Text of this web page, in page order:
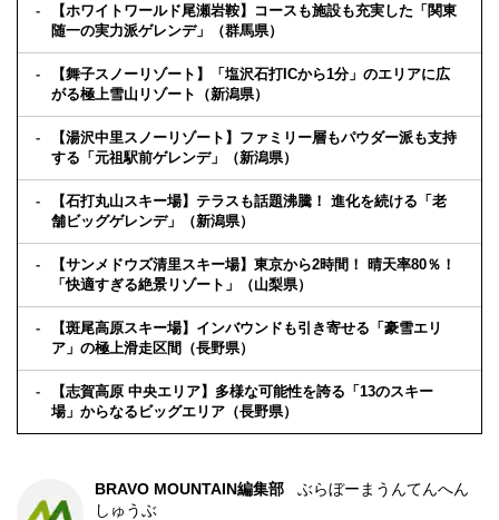
【ホワイトワールド尾瀬岩鞍】コースも施設も充実した「関東
随一の実力派ゲレンデ」（群馬県）
【舞子スノーリゾート】「塩沢石打ICから1分」のエリアに広
がる極上雪山リゾート（新潟県）
【湯沢中里スノーリゾート】ファミリー層もパウダー派も支持
する「元祖駅前ゲレンデ」（新潟県）
【石打丸山スキー場】テラスも話題沸騰！ 進化を続ける「老
舗ビッグゲレンデ」（新潟県）
【サンメドウズ清里スキー場】東京から2時間！ 晴天率80％！
「快適すぎる絶景リゾート」（山梨県）
【斑尾高原スキー場】インバウンドも引き寄せる「豪雪エリ
ア」の極上滑走区間（長野県）
【志賀高原 中央エリア】多様な可能性を誇る「13のスキー
場」からなるビッグエリア（長野県）
BRAVO MOUNTAIN編集部
ぶらぼーまうんてんへん
しゅうぶ